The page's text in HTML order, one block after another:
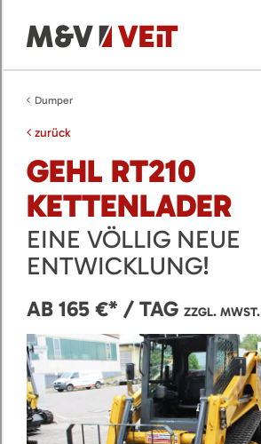
Dumper
zurück
GEHL RT210
KETTENLADER
EINE VÖLLIG NEUE
ENTWICKLUNG!
AB 165 €* / TAG ZZGL. MWST.